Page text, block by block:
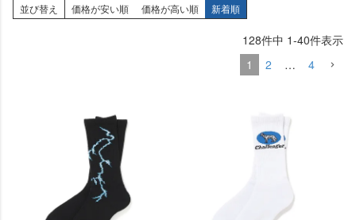
並び替え 価格が安い順 価格が高い順 新着順
128件中 1-40件表示
1
2 … 4